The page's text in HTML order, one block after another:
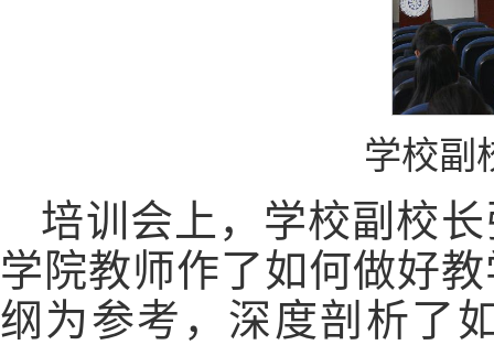
学校副
培训会上，学校副校
学院教师作了如何做好
纲为参考，深度剖析了